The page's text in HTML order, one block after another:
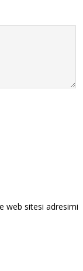
web sitesi adresimi